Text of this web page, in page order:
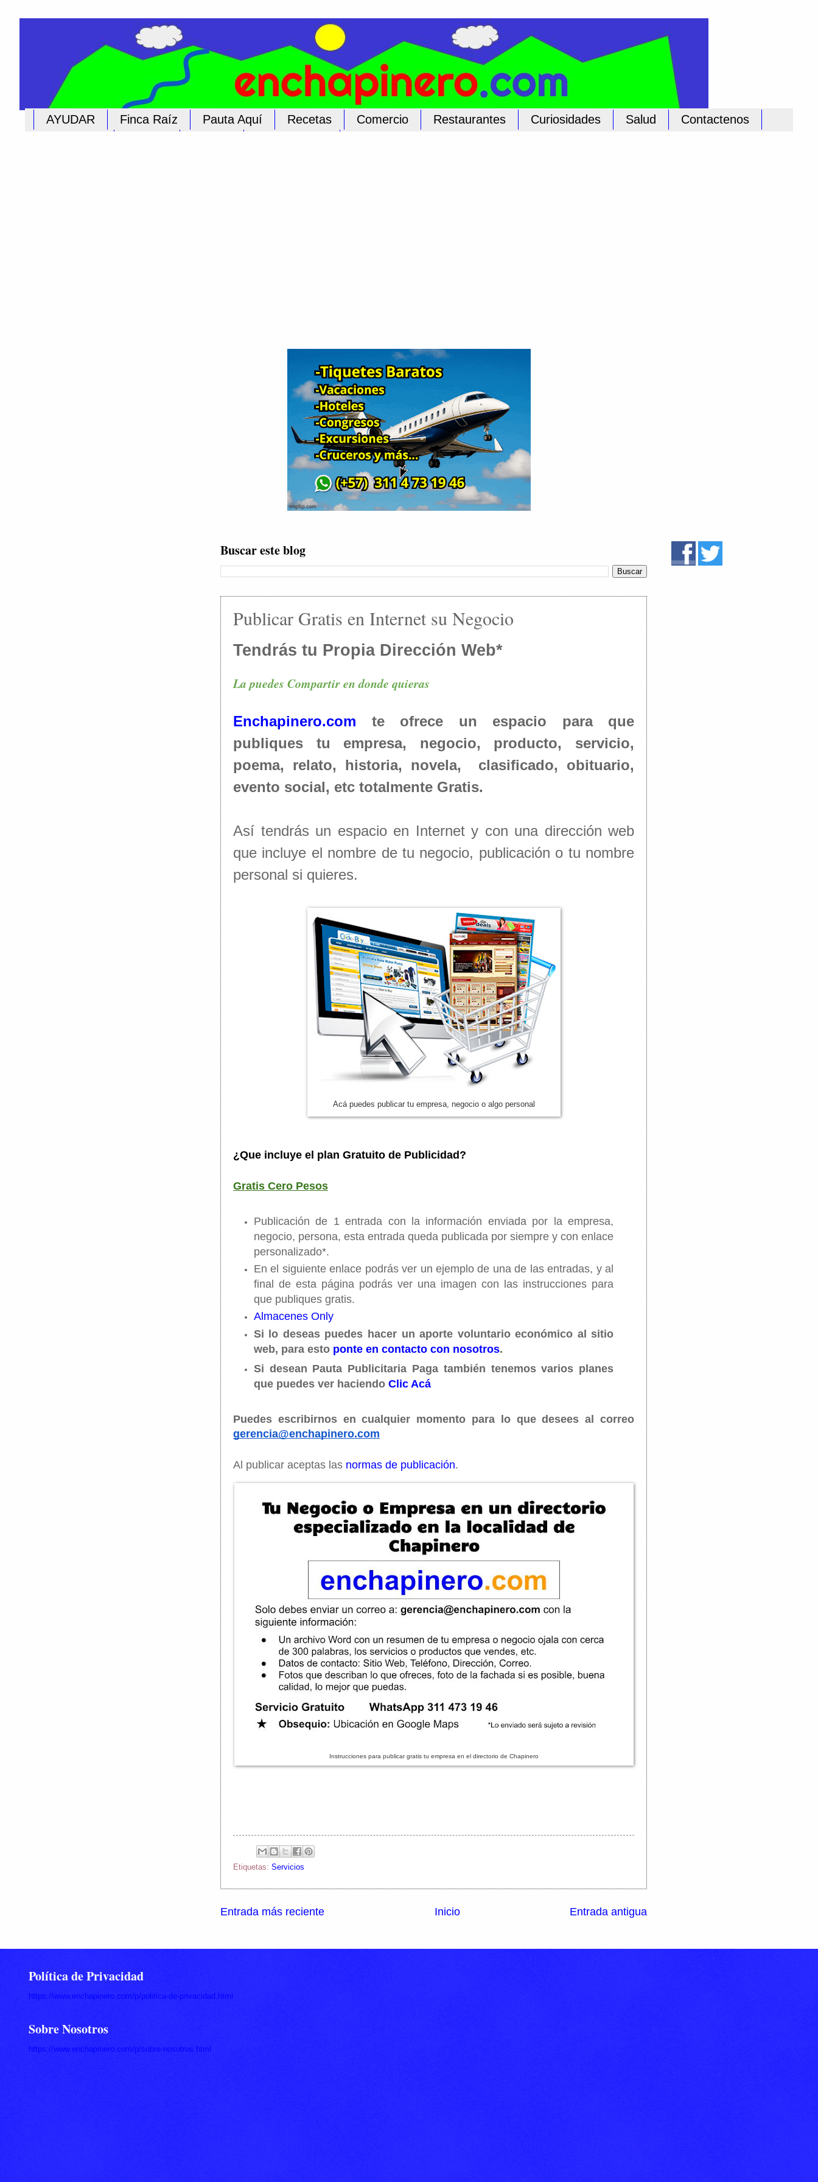
AYUDAR Finca Raíz Pauta Aquí Recetas Comercio Restaurantes Curiosidades Salud
Contactenos
Buscar este blog
Publicar Gratis en Internet su Negocio
Tendrás tu Propia Dirección Web*
La puedes Compartir en donde quieras
Enchapinero.com te ofrece un espacio para que
publiques tu empresa, negocio, producto, servicio,
poema, relato, historia, novela, clasificado, obituario,
evento social, etc totalmente Gratis.
Así tendrás un espacio en Internet y con una dirección web
que incluye el nombre de tu negocio, publicación o tu nombre
personal si quieres.
Acá puedes publicar tu empresa, negocio o algo personal
¿Que incluye el plan Gratuito de Publicidad?
Gratis Cero Pesos
Publicación de 1 entrada con la información enviada por la empresa,
negocio, persona, esta entrada queda publicada por siempre y con enlace
personalizado*.
En el siguiente enlace podrás ver un ejemplo de una de las entradas, y al
final de esta página podrás ver una imagen con las instrucciones para
que publiques gratis.
Almacenes Only
Si lo deseas puedes hacer un aporte voluntario económico al sitio
web, para esto ponte en contacto con nosotros.
Si desean Pauta Publicitaria Paga también tenemos varios planes
que puedes ver haciendo Clic Acá
gerencia@enchapinero.com
Al publicar aceptas las normas de publicación.
Instrucciones para publicar gratis tu empresa en el directorio de Chapinero
Etiquetas: Servicios
Entrada más reciente Entrada antigua
Inicio
Política de Privacidad
https://www.enchapinero.com/p/politica-de-privacidad.html
Sobre Nosotros
https://www.enchapinero.com/p/sobre-nosotros.html